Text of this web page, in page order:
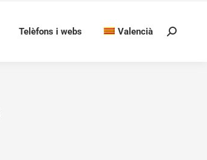
Telèfons i webs Valencià Search: